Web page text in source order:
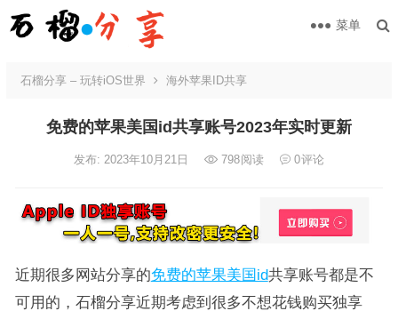
菜单
石榴分享 – 玩转iOS世界 海外苹果ID共享
免费的苹果美国id共享账号2023年实时更新
发布: 2023年10月21日 798阅读 0评论
近期很多网站分享的免费的苹果美国id共享账号都是不
可用的，石榴分享近期考虑到很多不想花钱购买独享